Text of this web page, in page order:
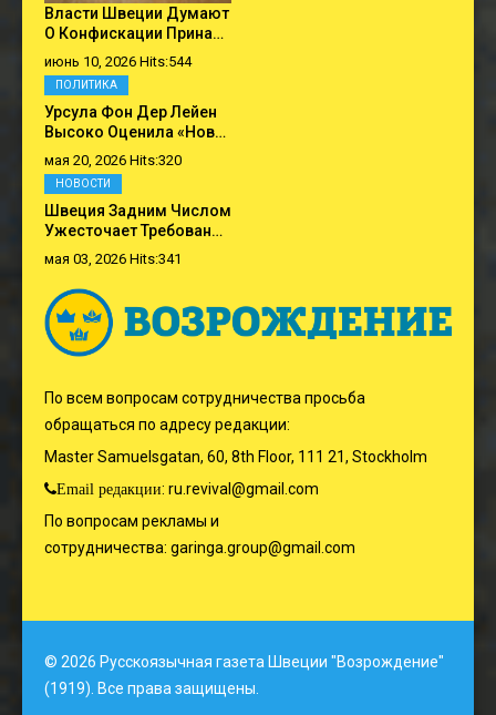
Власти Швеции Думают
О Конфискации Прина…
июнь 10, 2026 Hits:544
Урсула Фон Дер Лейен
Высоко Оценила «нов…
мая 20, 2026 Hits:320
ПОЛИТИКА
Швеция Задним Числом
Ужесточает Требован…
мая 03, 2026 Hits:341
НОВОСТИ
По всем вопросам сотрудничества просьба
обращаться по адресу редакции:
Master Samuelsgatan, 60, 8th Floor, 111 21, Stockholm
Email редакции: ru.revival@gmail.com
По вопросам рекламы и
сотрудничества: garinga.group@gmail.com
© 2026 Русскоязычная газета Швеции "Возрождение"
(1919). Все права защищены.